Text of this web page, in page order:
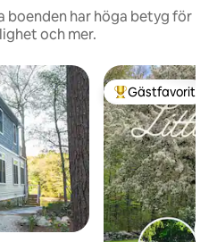
boenden har höga betyg för
och mer.
Populär
Gästfavorit